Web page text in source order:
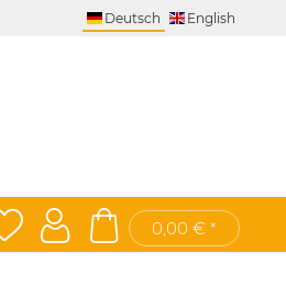
Deutsch English
0,00 € *